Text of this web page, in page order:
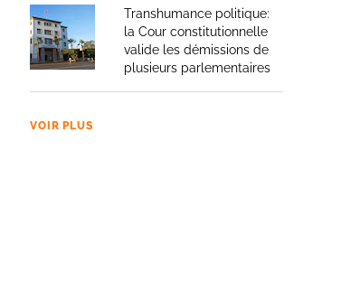
Transhumance politique:
la Cour constitutionnelle
valide les démissions de
plusieurs parlementaires
VOIR PLUS